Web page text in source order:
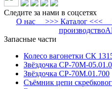
Следите за нами в соцсетях
О нас>>> Каталог <<<
производство
Запасные части
Колесо вагонетки СК
Звёздочка СР-70М-
Звёздочка СР-70М.01.700
Съёмник цепи